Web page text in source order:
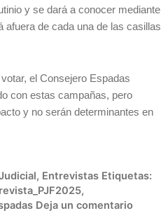
y se dará a conocer mediante
afuera de cada una de las casillas
el Consejero Espadas
con estas campañas, pero
y no serán determinantes en
, Entrevistas Etiquetas:
,
Deja un comentario